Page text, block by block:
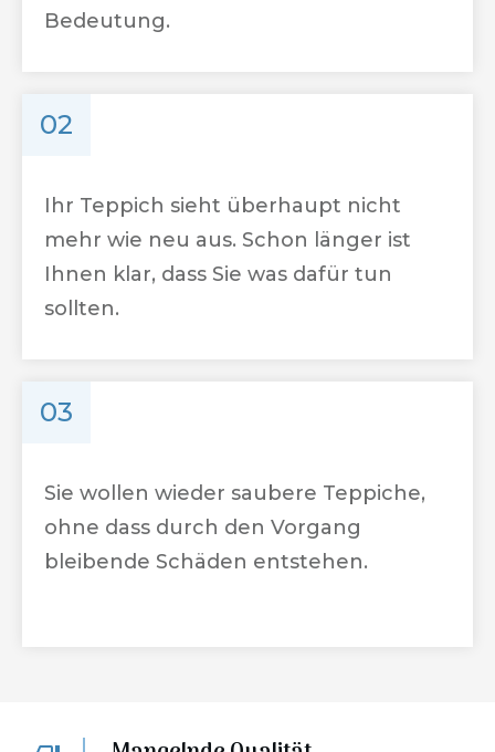
Bedeutung.
02
Ihr Teppich sieht überhaupt nicht
mehr wie neu aus. Schon länger ist
Ihnen klar, dass Sie was dafür tun
sollten.
03
Sie wollen wieder saubere Teppiche,
ohne dass durch den Vorgang
bleibende Schäden entstehen.